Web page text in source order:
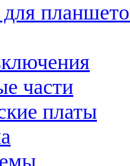
для
части
платы